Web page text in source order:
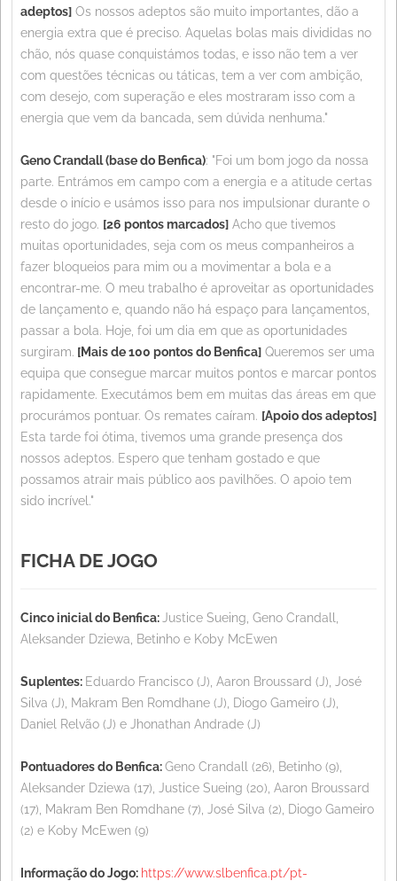
adeptos] Os nossos adeptos são muito importantes, dão a
energia extra que é preciso. Aquelas bolas mais divididas no
chão, nós quase conquistámos todas, e isso não tem a ver
com questões técnicas ou táticas, tem a ver com ambição,
com desejo, com superação e eles mostraram isso com a
energia que vem da bancada, sem dúvida nenhuma."
Geno Crandall (base do Benfica): "Foi um bom jogo da nossa
parte. Entrámos em campo com a energia e a atitude certas
desde o início e usámos isso para nos impulsionar durante o
resto do jogo. [26 pontos marcados] Acho que tivemos
muitas oportunidades, seja com os meus companheiros a
fazer bloqueios para mim ou a movimentar a bola e a
encontrar-me. O meu trabalho é aproveitar as oportunidades
de lançamento e, quando não há espaço para lançamentos,
passar a bola. Hoje, foi um dia em que as oportunidades
surgiram. [Mais de 100 pontos do Benfica] Queremos ser uma
equipa que consegue marcar muitos pontos e marcar pontos
rapidamente. Executámos bem em muitas das áreas em que
procurámos pontuar. Os remates caíram. [Apoio dos adeptos]
Esta tarde foi ótima, tivemos uma grande presença dos
nossos adeptos. Espero que tenham gostado e que
possamos atrair mais público aos pavilhões. O apoio tem
sido incrível."
FICHA DE JOGO
Cinco inicial do Benfica: Justice Sueing, Geno Crandall,
Aleksander Dziewa, Betinho e Koby McEwen
Suplentes: Eduardo Francisco (J), Aaron Broussard (J), José
Silva (J), Makram Ben Romdhane (J), Diogo Gameiro (J),
Daniel Relvão (J) e Jhonathan Andrade (J)
Pontuadores do Benfica:Geno Crandall (26), Betinho (9),
Aleksander Dziewa (17), Justice Sueing (20), Aaron Broussard
(17), Makram Ben Romdhane (7), José Silva (2), Diogo Gameiro
(2) e Koby McEwen (9)
Informação do Jogo: https://www.slbenfica.pt/pt-